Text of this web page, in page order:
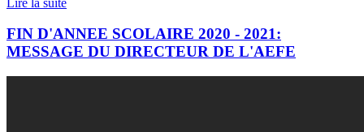
FIN D'ANNEE SCOLAIRE 2020 - 2021:
MESSAGE DU DIRECTEUR DE L'AEFE